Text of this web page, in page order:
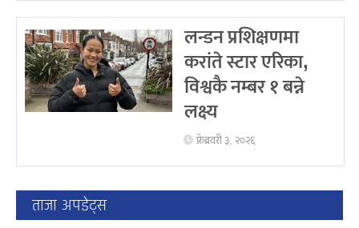
लन्डन प्रशिक्षणमा
करांते स्टार एरिका,
विश्वकै नम्बर १ बन्ने
लक्ष्य
फ्रेब्रवरी ३, २०२६
ताजा अपडेट्स